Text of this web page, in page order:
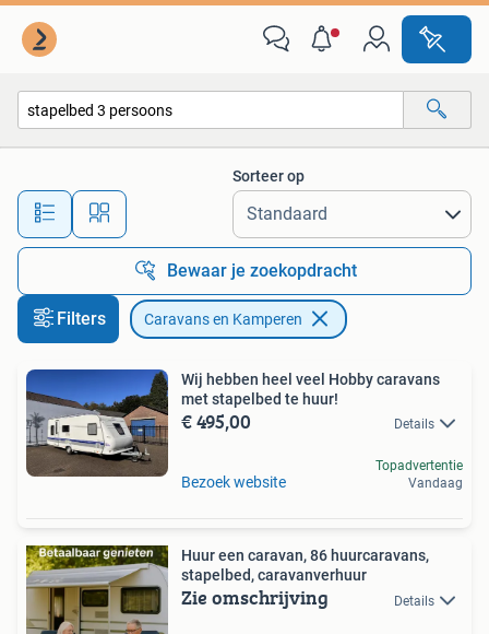
Alle afstanden…
Sorteer op
Bewaar je zoekopdracht
Filters Caravans en Kamperen
Wij hebben heel veel Hobby caravans
met stapelbed te huur!
€ 495,00 Details
Bezoek website
Topadvertentie
Vandaag
Huur een caravan, 86 huurcaravans,
stapelbed, caravanverhuur
Zie omschrijving Details